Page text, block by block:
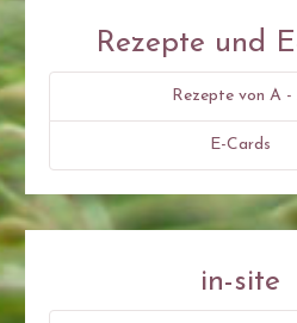
Rezepte und
Rezepte von A -
E-Cards
in-site